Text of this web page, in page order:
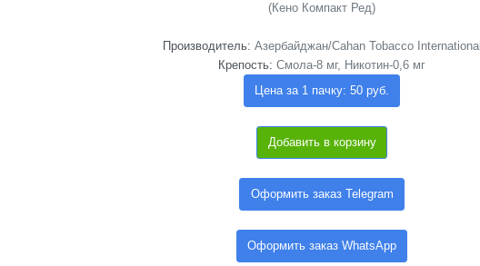
(Кено Компакт Ред)
Производитель: Азербайджан/Cahan Tobacco International
Крепость: Смола-8 мг, Никотин-0,6 мг
Цена за 1 пачку: 50 руб.
Добавить в корзину
Оформить заказ Telegram
Оформить заказ WhatsApp